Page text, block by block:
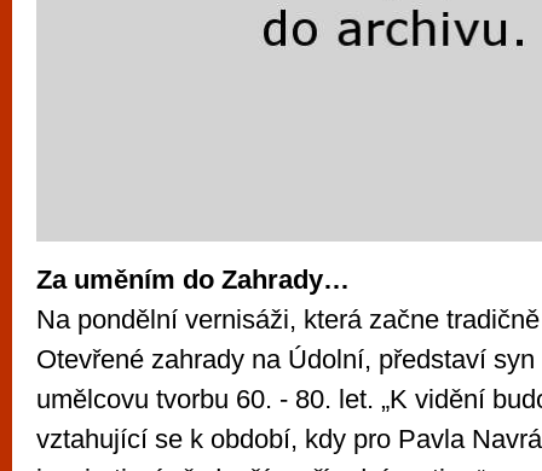
Za uměním do Zahrady…
Na pondělní vernisáži, která začne
Otevřené zahrady na Údolní, představí
umělcovu tvorbu 60. - 80. let. „K vidění
vztahující se k období, kdy pro Pavla